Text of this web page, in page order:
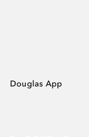
Douglas App